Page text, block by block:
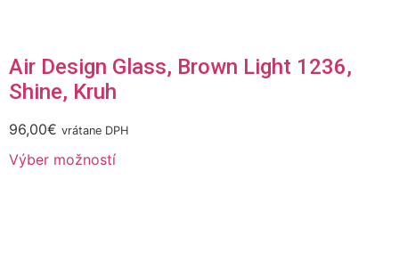
Air Design Glass, Brown Light 1236,
Shine, Kruh
96,00€ vrátane DPH
Výber možností